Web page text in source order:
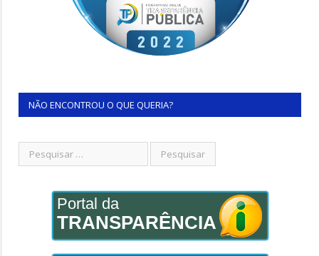
NÃO ENCONTROU O QUE QUERIA?
Portal da
TRANSPARÊNCIA